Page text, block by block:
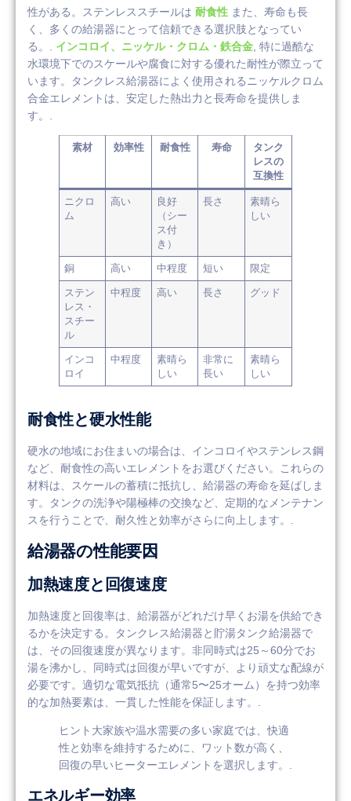
性がある。ステンレススチールは 耐食性 また、寿命も長
く、多くの給湯器にとって信頼できる選択肢となってい
る。. インコロイ、ニッケル・クロム・鉄合金 , 特に過酷な
水環境下でのスケールや腐食に対する優れた耐性が際立って
います。タンクレス給湯器によく使用されるニッケルクロム
合金エレメントは、安定した熱出力と長寿命を提供しま
す。.
素材 効率性 耐食性 寿命
タンク
レスの
互換性
ニクロ
ム
高い
良好
（シー
ス付
き）
長さ
素晴ら
しい
銅 高い 中程度 短い 限定
ステン
レス・
スチー
ル
中程度 高い 長さ グッド
インコ
ロイ
中程度
素晴ら
しい
非常に
長い
素晴ら
しい
耐食性と硬水性能
硬水の地域にお住まいの場合は、インコロイやステンレス鋼
など、耐食性の高いエレメントをお選びください。これらの
材料は、スケールの蓄積に抵抗し、給湯器の寿命を延ばしま
す。タンクの洗浄や陽極棒の交換など、定期的なメンテナン
スを行うことで、耐久性と効率がさらに向上します。.
給湯器の性能要因
加熱速度と回復速度
加熱速度と回復率は、給湯器がどれだけ早くお湯を供給でき
るかを決定する。タンクレス給湯器と貯湯タンク給湯器で
は、その回復速度が異なります。非同時式は25～60分でお
湯を沸かし、同時式は回復が早いですが、より頑丈な配線が
必要です。適切な電気抵抗（通常5〜25オーム）を持つ効率
的な加熱要素は、一貫した性能を保証します。.
ヒント大家族や温水需要の多い家庭では、快適
性と効率を維持するために、ワット数が高く、
回復の早いヒーターエレメントを選択します。.
エネルギー効率